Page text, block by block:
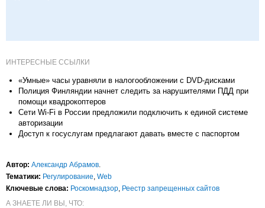
ИНТЕРЕСНЫЕ ССЫЛКИ
«Умные» часы уравняли в налогообложении с DVD-дисками
Полиция Финляндии начнет следить за нарушителями ПДД при
помощи квадрокоптеров
Сети Wi-Fi в России предложили подключить к единой системе
авторизации
Доступ к госуслугам предлагают давать вместе с паспортом
Автор: Александр Абрамов
Тематики: Регулирование Web
Ключевые слова: Роскомнадзор Реестр запрещенных сайтов
А ЗНАЕТЕ ЛИ ВЫ, ЧТО: